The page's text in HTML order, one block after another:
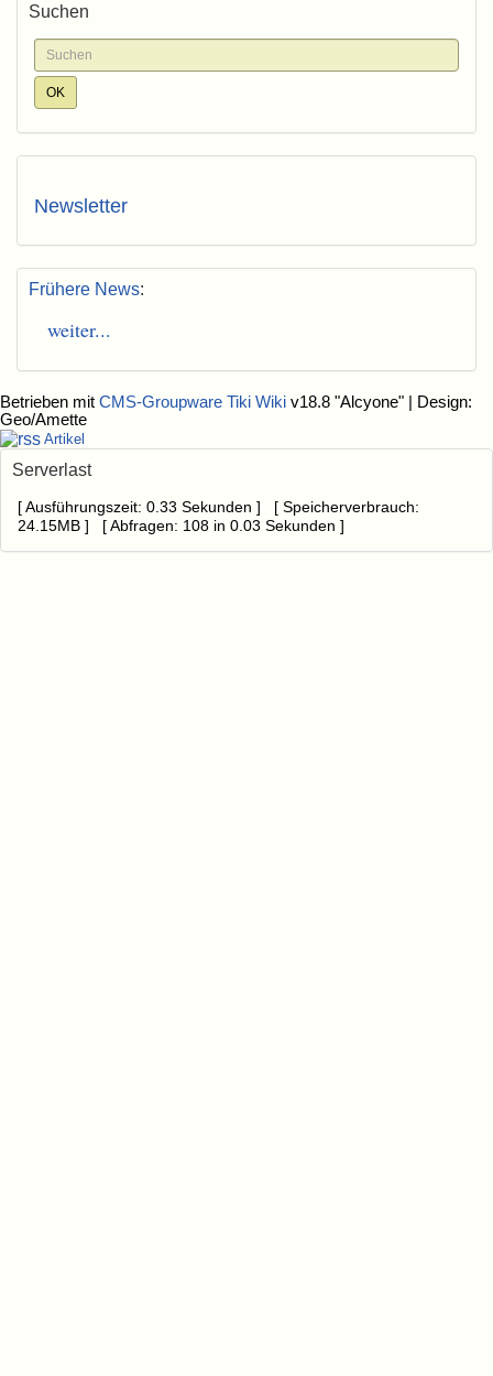
Suchen
Newsletter
Frühere News:
weiter...
Betrieben mit CMS-Groupware Tiki Wiki v18.8 "Alcyone" | Design:
Geo/Amette
Artikel
Serverlast
[ Ausführungszeit: 0.33 Sekunden ] [ Speicherverbrauch:
24.15MB ] [ Abfragen: 108 in 0.03 Sekunden ]